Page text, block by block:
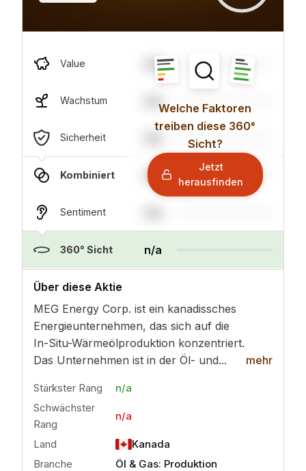
Value n/a
Wachstum n/a
Sicherheit
Kombiniert n/a
Sentiment
360° Sicht n/a
Welche Faktoren
treiben diese 360°
Sicht?
Jetzt
herausfinden
Über diese Aktie
MEG Energy Corp. ist ein kanadissches
Energieunternehmen, das sich auf die
In-Situ-Wärmeölproduktion konzentriert.
Das Unternehmen ist in der Öl- und...
mehr
n/a
Stärkster Rang
n/a
Schwächster
Rang
n/a
Land
Kanada
Branche
Öl & Gas: Produktion